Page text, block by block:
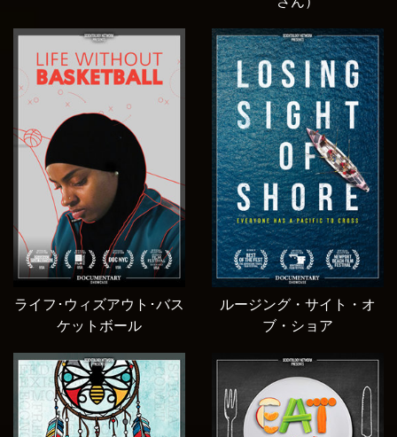
ライフ･ウィズアウト･バス
ケットボール
ルージング・サイト・オ
ブ・ショア